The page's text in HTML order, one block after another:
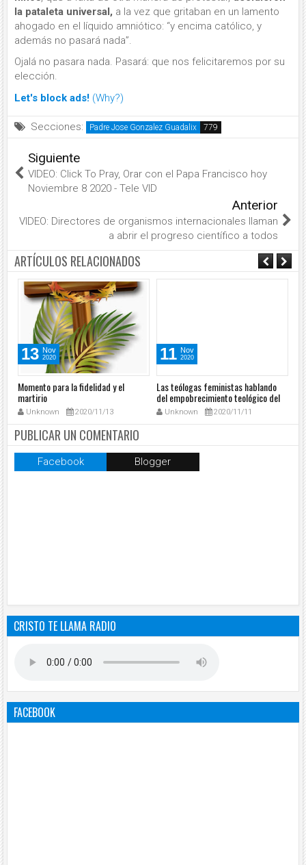
la pataleta universal, a la vez que gritaban en un lamento
ahogado en el líquido amniótico: “y encima católico, y
además no pasará nada”.
Ojalá no pasara nada. Pasará: que nos felicitaremos por su
elección.
Let's block ads! (Why?)
Secciones: Padre Jose Gonzalez Guadalix
Siguiente
VIDEO: Click To Pray, Orar con el Papa Francisco hoy
Noviembre 8 2020 - Tele VID
Anterior
VIDEO: Directores de organismos internacionales llaman
a abrir el progreso científico a todos
ARTÍCULOS RELACIONADOS
13 Nov
2020
Momento para la fidelidad y el
martirio
Unknown 2020/11/13
11 Nov
2020
Las teólogas feministas hablando
del empobrecimiento teológico del
cura rural
Unknown 2020/11/11
PUBLICAR UN COMENTARIO
Facebook Blogger
CRISTO TE LLAMA RADIO
FACEBOOK